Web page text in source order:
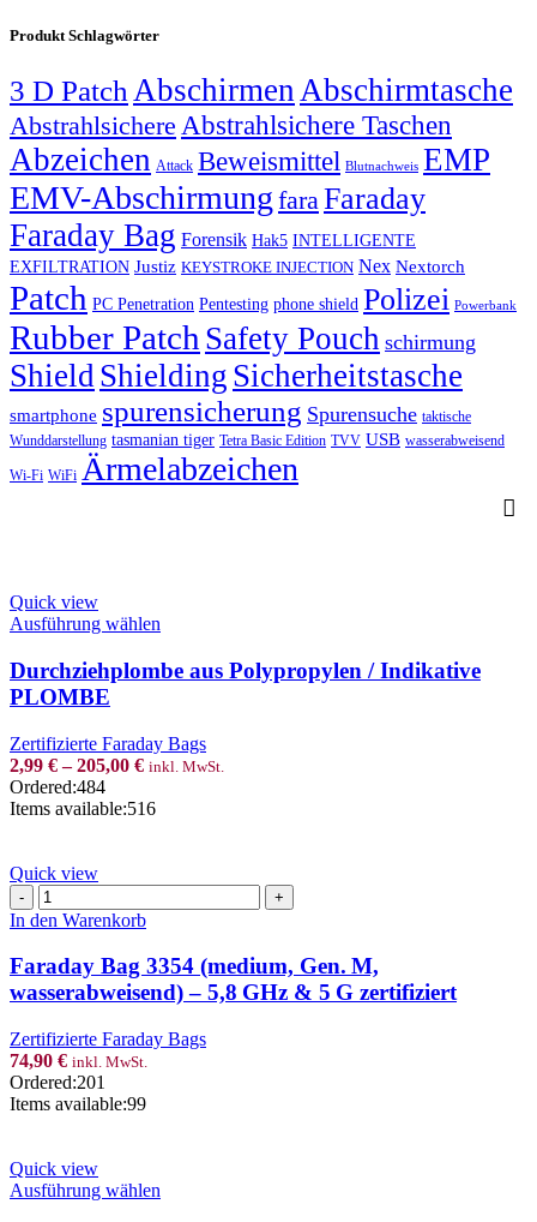
Produkt Schlagwörter
3 D Patch AbschirmenAbschirmtasche
Abstrahlsichere Abstrahlsichere Taschen
Abzeichen Attack Beweismittel Blutnachweis EMP
EMV-Abschirmung faraFaraday
Faraday Bag Forensik Hak5 INTELLIGENTE
EXFILTRATION Justiz KEYSTROKE INJECTION Nex Nextorch
Patch PC Penetration Pentesting phone shield Polizei Powerbank
Rubber Patch Safety Pouch schirmung
ShieldShielding Sicherheitstasche
smartphone spurensicherung Spurensuche taktische
Wunddarstellung tasmanian tiger Tetra Basic Edition TVV USB wasserabweisend
Wi-Fi WiFi Ärmelabzeichen
Quick view
Ausführung wählen
has
multiple
options
may
product
Durchziehplombe aus Polypropylen / Indikative
PLOMBE
Zertifizierte Faraday Bags
2,99 €–205,00 € inkl. MwSt.
Ordered:484
Items available:516
Quick view
Faraday
Bag
(medium,
Gen. M,
wasserabweisend)
5,8 GHz
&
5 G
zertifiziert
In den Warenkorb
Faraday Bag 3354 (medium, Gen. M,
wasserabweisend) – 5,8 GHz & 5 G zertifiziert
Zertifizierte Faraday Bags
74,90 € inkl. MwSt.
Ordered:201
Items available:99
Quick view
Ausführung wählen